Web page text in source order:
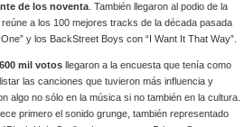
de los noventa . También llegaron al podio de la
reúne a los 100 mejores tracks de la década pasada
y los BackStreet Boys con “I Want It That Way”.
mil votos llegaron a la encuesta que tenía como
las canciones que tuvieron más influencia y
algo no sólo en la música si no también en la cultura.
primero el sonido grunge, también representado